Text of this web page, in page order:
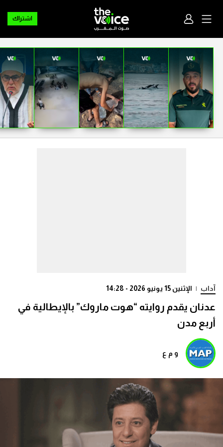
اشتراك
آداب | الإثنين 15 يونيو 2026 - 14:28
عدنان يقدم روايته “هوت ماروك” بالإيطالية في
أربع مدن
و م ع